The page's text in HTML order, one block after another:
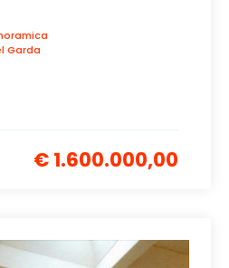
Garda
€ 1.600.000,00